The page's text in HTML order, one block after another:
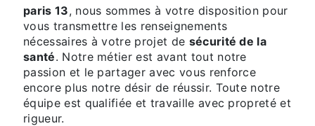
paris 13, nous sommes à votre disposition pour
vous transmettre les renseignements
nécessaires à votre projet de sécurité de la
santé. Notre métier est avant tout notre
passion et le partager avec vous renforce
encore plus notre désir de réussir. Toute notre
équipe est qualifiée et travaille avec propreté et
rigueur.